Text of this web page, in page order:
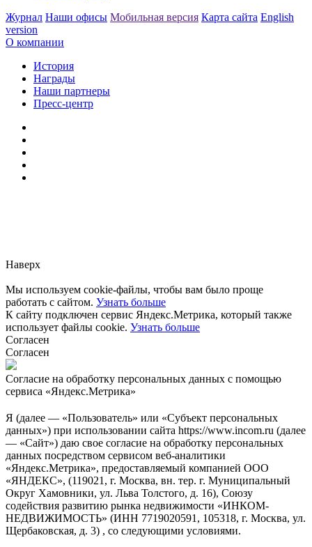
Журнал Наши офисы Мобильная версия Карта сайта English
version
О компании
История
Награды
Наши партнеры
Пресс-центр
Наверх
Мы используем cookie-файлы, чтобы вам было проще
работать с сайтом. Узнать больше
К сайту подключен сервис Яндекс.Метрика, который также
использует файлы cookie. Узнать больше
Согласен
Согласен
Согласие на обработку персональных данных с помощью
сервиса «Яндекс.Метрика»
Я (далее — «Пользователь» или «Субъект персональных
данных») при использовании сайта https://www.incom.ru (далее
— «Сайт») даю свое согласие на обработку персональных
данных посредством сервисом веб-аналитики
«Яндекс.Метрика», предоставляемый компанией ООО
«ЯНДЕКС», (119021, г. Москва, вн. тер. г. Муниципальный
Округ Хамовники, ул. Льва Толстого, д. 16), Союзу
содействия развитию рынка недвижимости «ИНКОМ-
НЕДВИЖИМОСТЬ» (ИНН 7719020591, 105318, г. Москва, ул.
Щербаковская, д. 3) , со следующими условиями.